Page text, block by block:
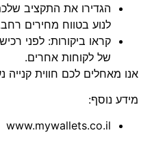
הגדירו את התקציב
לנוע בטווח מחירים
קראו ביקורות: לפני
של לקוחות אחרים.
אנו מאחלים לכם חווית קנייה
מידע נוסף:
www.mywallets.co.il